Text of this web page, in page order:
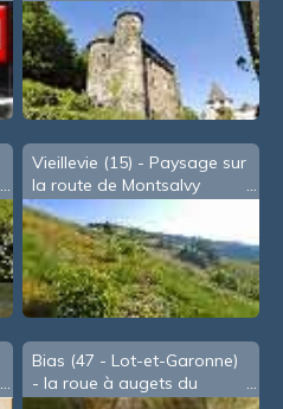
Vieillevie (15) - Paysage sur
la route de Montsalvy
Bias (47 - Lot-et-Garonne)
- la roue à augets du